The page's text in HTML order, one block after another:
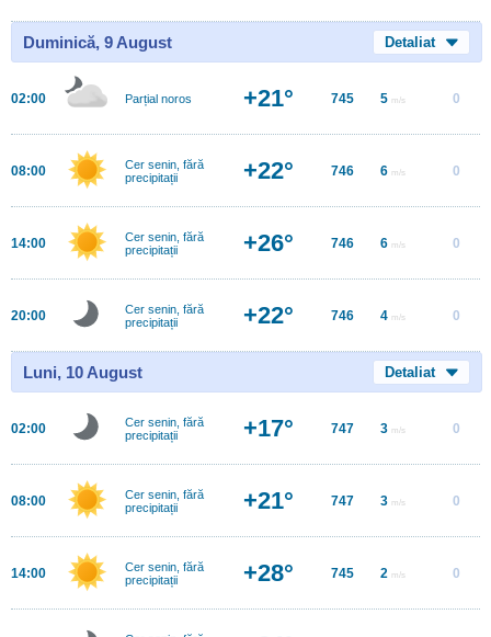
Duminică, 9 August Detaliat
02:00 Parțial noros +21° 745 5 m/s 0
08:00
Cer senin, fără
precipitații
+22° 746 6 m/s 0
14:00
Cer senin, fără
precipitații
+26° 746 6 m/s 0
20:00
Cer senin, fără
precipitații
+22° 746 4 m/s 0
Luni, 10 August Detaliat
02:00
Cer senin, fără
precipitații
+17° 747 3 m/s 0
08:00
Cer senin, fără
precipitații
+21° 747 3 m/s 0
14:00
Cer senin, fără
precipitații
+28° 745 2 m/s 0